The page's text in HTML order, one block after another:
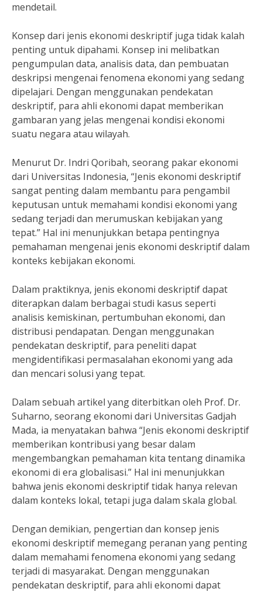
mendetail.
Konsep dari jenis ekonomi deskriptif juga tidak kalah
penting untuk dipahami. Konsep ini melibatkan
pengumpulan data, analisis data, dan pembuatan
deskripsi mengenai fenomena ekonomi yang sedang
dipelajari. Dengan menggunakan pendekatan
deskriptif, para ahli ekonomi dapat memberikan
gambaran yang jelas mengenai kondisi ekonomi
suatu negara atau wilayah.
Menurut Dr. Indri Qoribah, seorang pakar ekonomi
dari Universitas Indonesia, “Jenis ekonomi deskriptif
sangat penting dalam membantu para pengambil
keputusan untuk memahami kondisi ekonomi yang
sedang terjadi dan merumuskan kebijakan yang
tepat.” Hal ini menunjukkan betapa pentingnya
pemahaman mengenai jenis ekonomi deskriptif dalam
konteks kebijakan ekonomi.
Dalam praktiknya, jenis ekonomi deskriptif dapat
diterapkan dalam berbagai studi kasus seperti
analisis kemiskinan, pertumbuhan ekonomi, dan
distribusi pendapatan. Dengan menggunakan
pendekatan deskriptif, para peneliti dapat
mengidentifikasi permasalahan ekonomi yang ada
dan mencari solusi yang tepat.
Dalam sebuah artikel yang diterbitkan oleh Prof. Dr.
Suharno, seorang ekonomi dari Universitas Gadjah
Mada, ia menyatakan bahwa “Jenis ekonomi deskriptif
memberikan kontribusi yang besar dalam
mengembangkan pemahaman kita tentang dinamika
ekonomi di era globalisasi.” Hal ini menunjukkan
bahwa jenis ekonomi deskriptif tidak hanya relevan
dalam konteks lokal, tetapi juga dalam skala global.
Dengan demikian, pengertian dan konsep jenis
ekonomi deskriptif memegang peranan yang penting
dalam memahami fenomena ekonomi yang sedang
terjadi di masyarakat. Dengan menggunakan
pendekatan deskriptif, para ahli ekonomi dapat